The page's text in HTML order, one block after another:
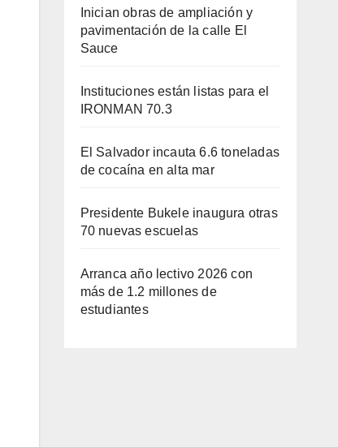
Inician obras de ampliación y
pavimentación de la calle El
Sauce
Instituciones están listas para el
IRONMAN 70.3
El Salvador incauta 6.6 toneladas
de cocaína en alta mar
Presidente Bukele inaugura otras
70 nuevas escuelas
Arranca año lectivo 2026 con
más de 1.2 millones de
estudiantes